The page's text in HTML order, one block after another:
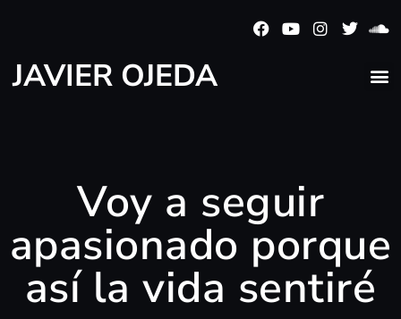
JAVIER OJEDA
Voy a seguir
apasionado porque
así la vida sentiré